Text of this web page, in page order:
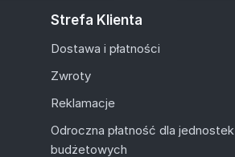
Strefa Klienta
Dostawa i płatności
Zwroty
Reklamacje
Odroczna płatność dla jednostek
budżetowych